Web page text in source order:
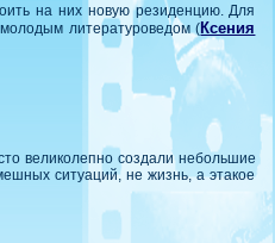
на них новую резиденцию. Для
литературоведом (Ксения
великолепно создали небольшие
ситуаций, не жизнь, а этакое